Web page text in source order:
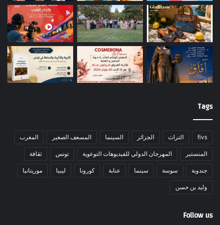
Tags
fivs التراث الجزائر السينما المسعف الصغير المغرب
المنستير المهرجان الدولي للفيديوهات التوعوية تونس ثقافة
جندوبة سوسة سينما عنابة كورونا ليبيا موريتانيا
وليد بن حسن
Follow us